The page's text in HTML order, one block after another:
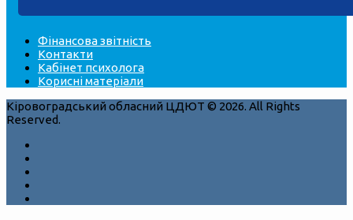
Фінансова звітність
Контакти
Кабінет психолога
Корисні матеріали
Кіровоградський обласний ЦДЮТ © 2026. All Rights
Reserved.